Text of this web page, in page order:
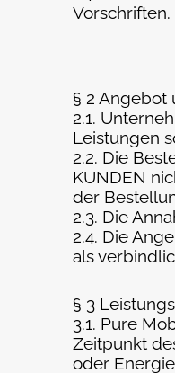
§ 2 Angebot
2.1.
Leistungen
2.2. Die
KUNDEN
der
2.3. Die
2.4. Die
als
§ 3
3.1. Pure
Zeitpunkt
oder